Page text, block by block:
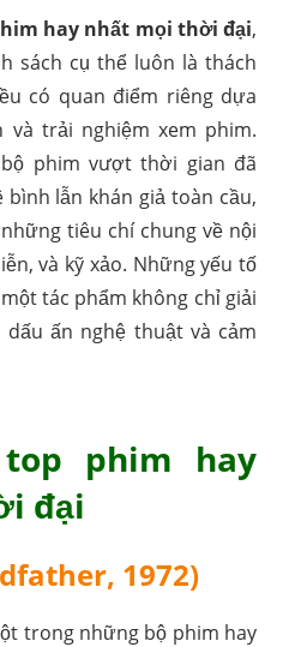
hay nhất mọi thời đại,
sách cụ thể luôn là thách
có quan điểm riêng dựa
trải nghiệm xem phim.
phim vượt thời gian đã
lẫn khán giả toàn cầu,
tiêu chí chung về nội
và kỹ xảo. Những yếu tố
tác phẩm không chỉ giải
ấn nghệ thuật và cảm
top phim hay
đại
1972)
trong những bộ phim hay